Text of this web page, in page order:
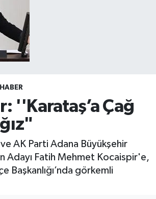
''Karataş’a Çağ
AK Parti Adana Büyükşehir
Adayı Fatih Mehmet Kocaispir'e,
Başkanlığı’nda görkemli